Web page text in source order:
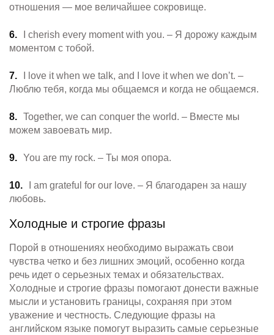
отношения — мое величайшее сокровище.
I cherish every moment with you. – Я дорожу каждым
моментом с тобой.
I love it when we talk, and I love it when we don’t. –
Люблю тебя, когда мы общаемся и когда не общаемся.
Together, we can conquer the world. – Вместе мы
можем завоевать мир.
You are my rock. – Ты моя опора.
I am grateful for our love. – Я благодарен за нашу
любовь.
Холодные и строгие фразы
Порой в отношениях необходимо выражать свои
чувства четко и без лишних эмоций, особенно когда
речь идет о серьезных темах и обязательствах.
Холодные и строгие фразы помогают донести важные
мысли и установить границы, сохраняя при этом
уважение и честность. Следующие фразы на
английском языке помогут выразить самые серьезные